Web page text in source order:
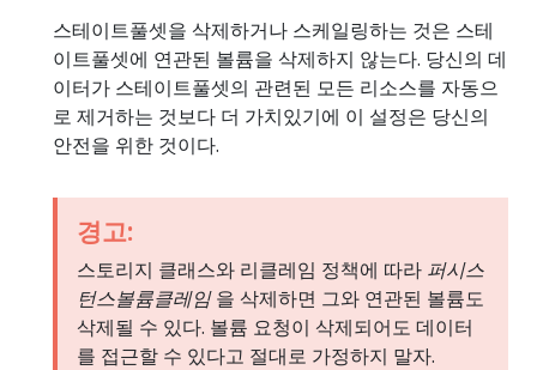
스테이트풀셋을 삭제하거나 스케일링하는 것은 스테
이트풀셋에 연관된 볼륨을 삭제하지 않는다. 당신의 데
이터가 스테이트풀셋의 관련된 모든 리소스를 자동으
로 제거하는 것보다 더 가치있기에 이 설정은 당신의
안전을 위한 것이다.
경고:
스토리지 클래스와 리클레임 정책에 따라 퍼시스
턴스볼륨클레임을 삭제하면 그와 연관된 볼륨도
삭제될 수 있다. 볼륨 요청이 삭제되어도 데이터
를 접근할 수 있다고 절대로 가정하지 말자.